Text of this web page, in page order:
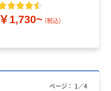
￥1,730~ （税込）
ページ： 1 ／4